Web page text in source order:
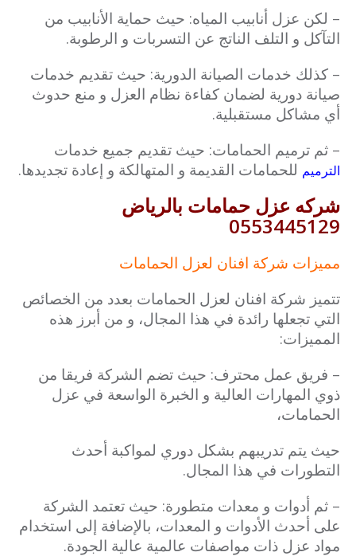
– لكن عزل أنابيب المياه: حيث حماية الأنابيب من
التآكل و التلف الناتج عن التسربات و الرطوبة.
– كذلك خدمات الصيانة الدورية: حيث تقديم خدمات
صيانة دورية لضمان كفاءة نظام العزل و منع حدوث
أي مشاكل مستقبلية.
– ثم ترميم الحمامات: حيث تقديم جميع خدمات
الترميم للحمامات القديمة و المتهالكة و إعادة تجديدها.
شركه عزل حمامات بالرياض
0553445129
مميزات شركة افنان لعزل الحمامات
تتميز شركة افنان لعزل الحمامات بعدد من الخصائص
التي تجعلها رائدة في هذا المجال، و من أبرز هذه
المميزات:
– فريق عمل محترف: حيث تضم الشركة فريقا من
ذوي المهارات العالية و الخبرة الواسعة في عزل
الحمامات،
حيث يتم تدريبهم بشكل دوري لمواكبة أحدث
التطورات في هذا المجال.
– ثم أدوات و معدات متطورة: حيث تعتمد الشركة
على أحدث الأدوات و المعدات، بالإضافة إلى استخدام
مواد عزل ذات مواصفات عالمية عالية الجودة.